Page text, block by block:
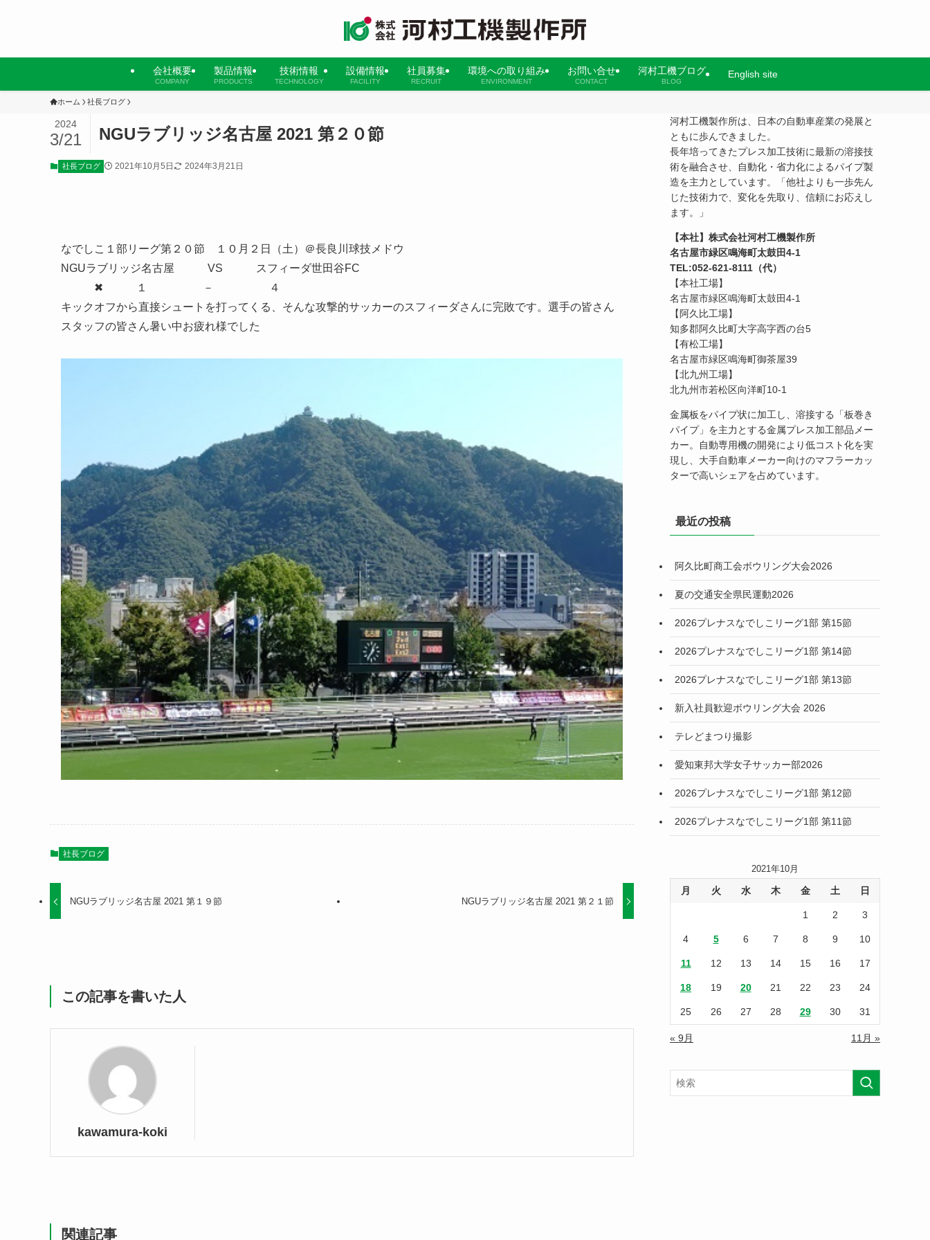
会社概要
COMPANY
製品情報
PRODUCTS
技術情報
TECHNOLOGY
設備情報
FACILITY
社員募集
RECRUIT
環境への取り組み
ENVIRONMENT
お問い合せ
CONTACT
河村工機ブログ
BLOG
English site
ホーム 社長ブログ
NGUラブリッジ名古屋 2021 第２０節
2024
3/21
社長ブログ 2021年10月5日 2024年3月21日
なでしこ１部リーグ第２０節 １０月２日（土）＠長良川球技メドウ
NGUラブリッジ名古屋 VS スフィーダ世田谷FC
✖ １ － ４
キックオフから直接シュートを打ってくる、そんな攻撃的サッカーのスフィーダさんに完敗です。選手の皆さん
スタッフの皆さん暑い中お疲れ様でした
社長ブログ
NGUラブリッジ名古屋 2021 第１９節 NGUラブリッジ名古屋 2021 第２１節
この記事を書いた人
kawamura-koki
関連記事
河村工機製作所は、日本の自動車産業の発展と
ともに歩んできました。
長年培ってきたプレス加工技術に最新の溶接技
術を融合させ、自動化・省力化によるパイプ製
造を主力としています。「他社よりも一歩先ん
じた技術力で、変化を先取り、信頼にお応えし
ます。」
【本社】株式会社河村工機製作所
名古屋市緑区鳴海町太鼓田4-1
TEL:052-621-8111（代）
【本社工場】
名古屋市緑区鳴海町太鼓田4-1
【阿久比工場】
知多郡阿久比町大字高字西の台5
【有松工場】
名古屋市緑区鳴海町御茶屋39
【北九州工場】
北九州市若松区向洋町10-1
金属板をパイプ状に加工し、溶接する「板巻き
パイプ」を主力とする金属プレス加工部品メー
カー。自動専用機の開発により低コスト化を実
現し、大手自動車メーカー向けのマフラーカッ
ターで高いシェアを占めています。
最近の投稿
阿久比町商工会ボウリング大会2026
夏の交通安全県民運動2026
2026プレナスなでしこリーグ1部 第15節
2026プレナスなでしこリーグ1部 第14節
2026プレナスなでしこリーグ1部 第13節
新入社員歓迎ボウリング大会 2026
テレどまつり撮影
愛知東邦大学女子サッカー部2026
2026プレナスなでしこリーグ1部 第12節
2026プレナスなでしこリーグ1部 第11節
2021年10月
月 火 水 木 金 土 日
1 2 3
4 5 6 7 8 9 10
11 12 13 14 15 16 17
18 19 20 21 22 23 24
25 26 27 28 29 30 31
« 9月 11月 »